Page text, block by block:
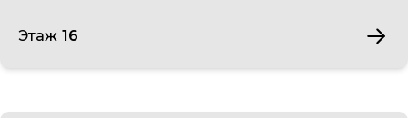
Этаж 16